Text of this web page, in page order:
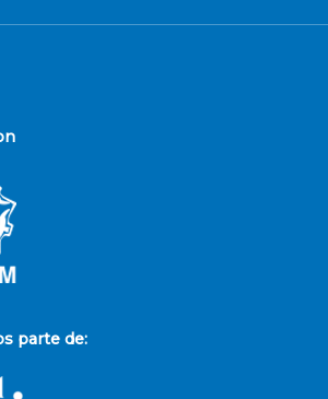
parte de: